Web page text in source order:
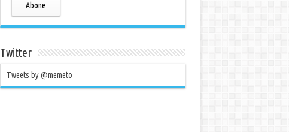
Abone
Twitter
Tweets by @memeto